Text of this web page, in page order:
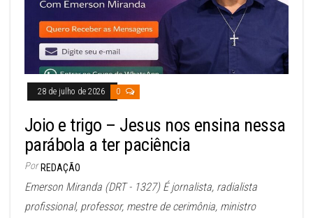
28 de julho de 2026 0
Joio e trigo – Jesus nos ensina nessa
parábola a ter paciência
Por REDAÇÃO
Emerson Miranda (DRT - 1327) É jornalista, radialista
profissional, professor, mestre de cerimônia, ministro